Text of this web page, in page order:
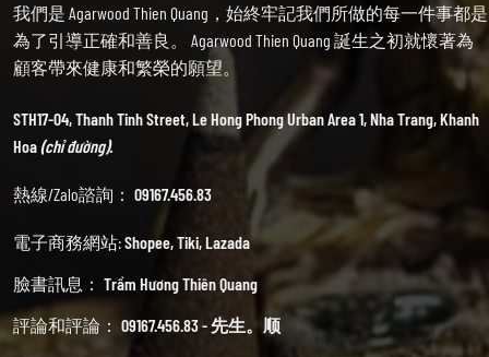
我們是 Agarwood Thien Quang，始終牢記我們所做的每一件事都是
為了引導正確和善良。 Agarwood Thien Quang 誕生之初就懷著為
顧客帶來健康和繁榮的願望。
STH17-04, Thanh Tinh Street, Le Hong Phong Urban Area 1, Nha Trang, Khanh
Hoa(chỉ đường).
熱線/Zalo諮詢： 09167.456.83
電子商務網站:Shopee,Tiki,Lazada
臉書訊息： Trầm Hương Thiên Quang
評論和評論： 09167.456.83 - 先生。顺